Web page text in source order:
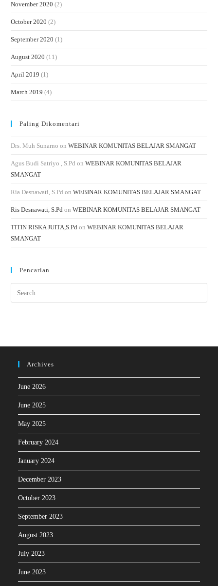
November 2020 (2)
October 2020 (2)
September 2020 (1)
August 2020 (11)
April 2019 (1)
March 2019 (4)
Paling Dikomentari
Drs. Muh Sunarno onWEBINAR KOMUNITAS BELAJAR SMANGAT
Agus Budi Satriyo , S.Pd onWEBINAR KOMUNITAS BELAJAR
SMANGAT
Ria Desnawati, S.Pd onWEBINAR KOMUNITAS BELAJAR SMANGAT
Ris Desnawati, S.Pd onWEBINAR KOMUNITAS BELAJAR SMANGAT
TITIN RISKA JUITA,S.Pd onWEBINAR KOMUNITAS BELAJAR
SMANGAT
Pencarian
Archives
June 2026
June 2025
May 2025
February 2024
January 2024
December 2023
October 2023
September 2023
August 2023
July 2023
June 2023